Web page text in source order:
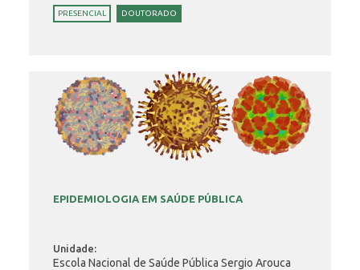
PRESENCIAL DOUTORADO
EPIDEMIOLOGIA EM SAÚDE PÚBLICA
Unidade:
Escola Nacional de Saúde Pública Sergio Arouca